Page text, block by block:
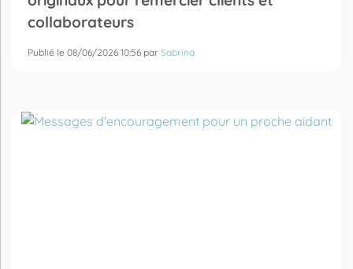
collaborateurs
Publié le 08/06/2026 10:56 par Sabrina